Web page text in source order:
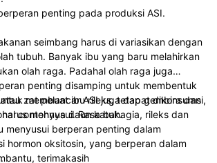
penting pada produksi ASI.
seimbang harus di variasikan dengan
tubuh. Banyak ibu yang baru melahirkan
olah raga. Padahal olah raga juga
penting disamping untuk membentuk
membuat ibu rileks, tetap gembira dan
menyusui. Rasa bahagia, rileks dan
berperan penting dalam
hormon oksitosin, yang berperan dalam
zat pelancar ASI juga dapat dikonsumsi,
contohnya daun katuk.
terimakasih